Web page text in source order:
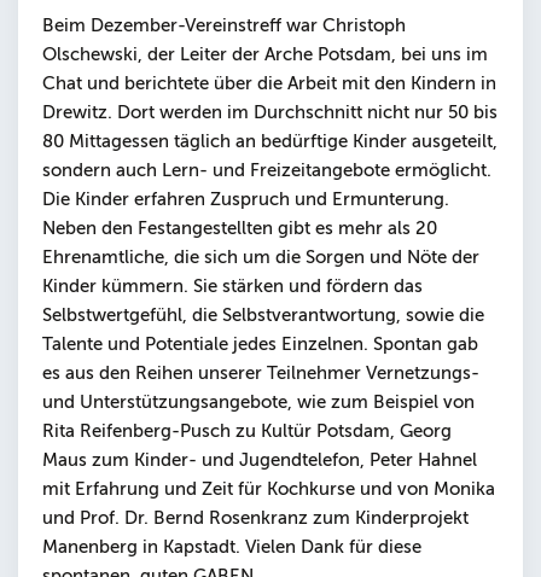
Beim Dezember-Vereinstreff war Christoph
Olschewski, der Leiter der Arche Potsdam, bei uns im
Chat und berichtete über die Arbeit mit den Kindern in
Drewitz. Dort werden im Durchschnitt nicht nur 50 bis
80 Mittagessen täglich an bedürftige Kinder ausgeteilt,
sondern auch Lern- und Freizeitangebote ermöglicht.
Die Kinder erfahren Zuspruch und Ermunterung.
Neben den Festangestellten gibt es mehr als 20
Ehrenamtliche, die sich um die Sorgen und Nöte der
Kinder kümmern. Sie stärken und fördern das
Selbstwertgefühl, die Selbstverantwortung, sowie die
Talente und Potentiale jedes Einzelnen. Spontan gab
es aus den Reihen unserer Teilnehmer Vernetzungs-
und Unterstützungsangebote, wie zum Beispiel von
Rita Reifenberg-Pusch zu Kultür Potsdam, Georg
Maus zum Kinder- und Jugendtelefon, Peter Hahnel
mit Erfahrung und Zeit für Kochkurse und von Monika
und Prof. Dr. Bernd Rosenkranz zum Kinderprojekt
Manenberg in Kapstadt. Vielen Dank für diese